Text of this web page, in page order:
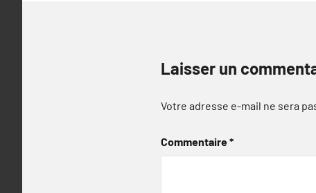
Laisser un
Votre adresse e-mail ne sera
Commentaire*